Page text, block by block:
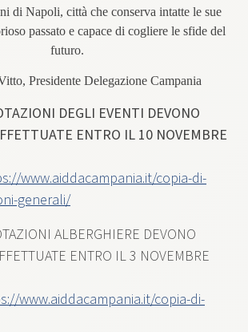
di Napoli, città che conserva intatte le sue
passato e capace di cogliere le sfide del
futuro.​ ​
Presidente Delegazione Campania
DEGLI EVENTI DEVONO
ENTRO IL 10 NOVEMBRE
www.aiddacampania.it/copia-di-
generali/
ALBERGHIERE DEVONO
ENTRO IL 3 NOVEMBRE
www.aiddacampania.it/copia-di-